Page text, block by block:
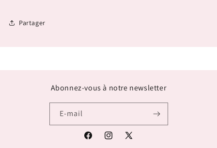
Partager
Abonnez-vous à notre newsletter
E-mail
FacebookInstagram
X